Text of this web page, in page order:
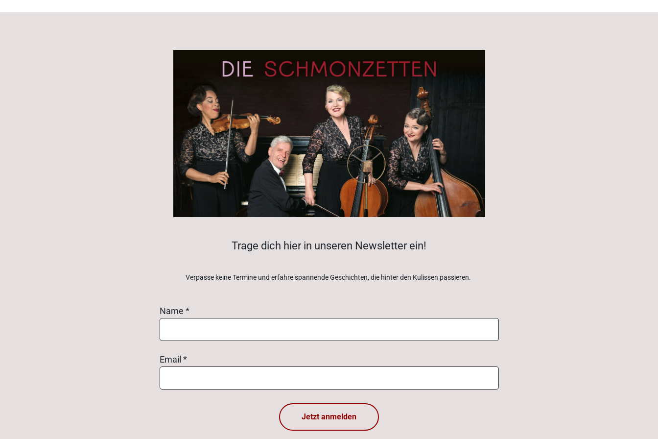
Trage dich hier in unseren Newsletter ein!
Verpasse keine Termine und erfahre spannende Geschichten, die hinter den Kulissen passieren.
Name *
Email *
Jetzt anmelden